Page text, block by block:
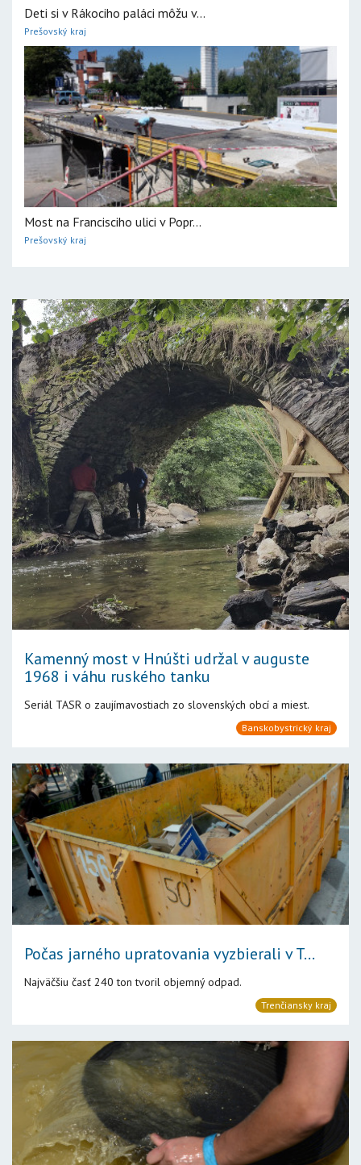
Deti si v Rákociho paláci môžu v...
Prešovský kraj
Most na Francisciho ulici v Popr...
Prešovský kraj
Kamenný most v Hnúšti udržal v auguste
1968 i váhu ruského tanku
Seriál TASR o zaujímavostiach zo slovenských obcí a miest.
Banskobystrický kraj
Počas jarného upratovania vyzbierali v T...
Najväčšiu časť 240 ton tvoril objemný odpad.
Trenčiansky kraj